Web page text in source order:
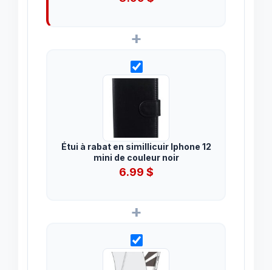
+
Étui à rabat en simillicuir Iphone 12
mini de couleur noir
6.99 $
+